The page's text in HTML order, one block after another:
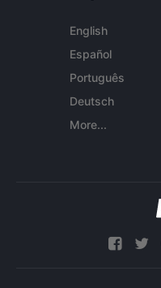
English
Español
Português
Deutsch
More...